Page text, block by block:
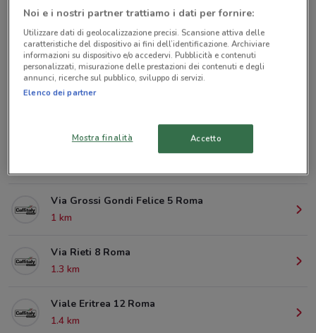
Negozi Caffitaly a Roma
Viale Delle Provincie 13 Roma
Via Grossi Gondi Felice 5 Roma
1 km
Via Rieti 8 Roma
1.3 km
Viale Eritrea 12 Roma
1.4 km
Noi e i nostri partner trattiamo i dati per fornire:
Utilizzare dati di geolocalizzazione precisi. Scansione attiva delle
caratteristiche del dispositivo ai fini dell’identificazione. Archiviare
informazioni su dispositivo e/o accedervi. Pubblicità e contenuti
personalizzati, misurazione delle prestazioni dei contenuti e degli
annunci, ricerche sul pubblico, sviluppo di servizi.
Elenco dei partner
Mostra finalità Accetto